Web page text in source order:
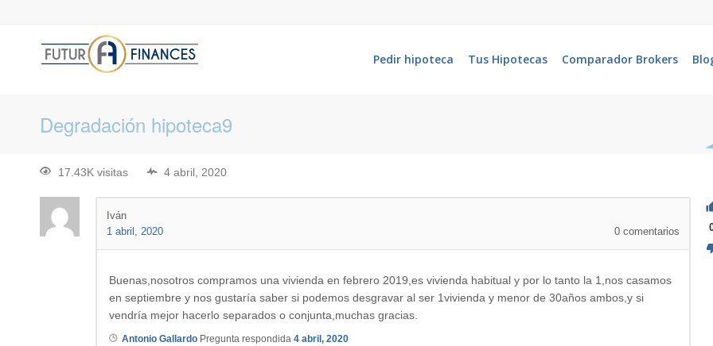
Pedir hipoteca Tus Hipotecas Comparador Brokers
Degradación hipoteca9
17.43K visitas 4 abril, 2020
Iván
1 abril, 2020
0 comentarios
Buenas,nosotros compramos una vivienda en febrero 2019,es vivienda habitual y por lo tanto la 1,nos casamos
en septiembre y nos gustaría saber si podemos desgravar al ser 1vivienda y menor de 30años ambos,y si
vendría mejor hacerlo separados o conjunta,muchas gracias.
Antonio Gallardo Pregunta respondida 4 abril, 2020